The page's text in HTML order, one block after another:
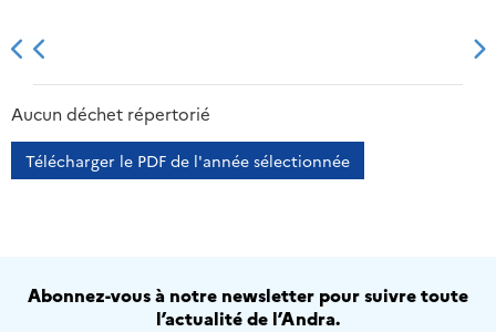
2013 2014
Aucun déchet répertorié
Télécharger le PDF de l'année sélectionnée
Abonnez-vous à notre newsletter pour suivre toute
l’actualité de l’Andra.